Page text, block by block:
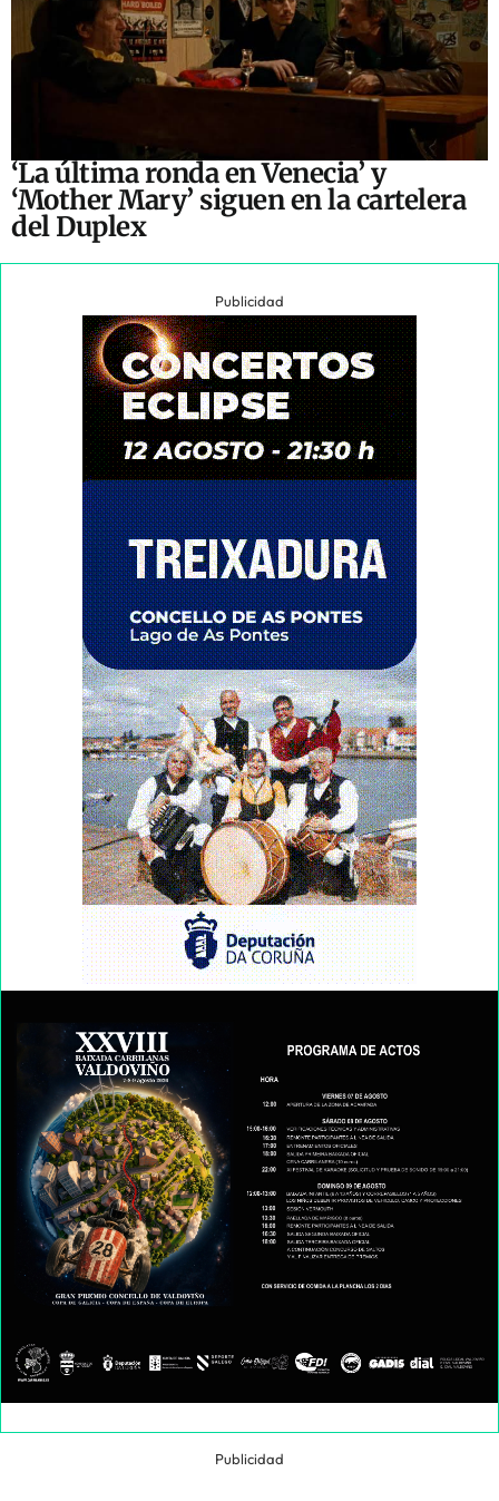
‘La última ronda en Venecia’ y
‘Mother Mary’ siguen en la cartelera
del Duplex
Publicidad
Publicidad